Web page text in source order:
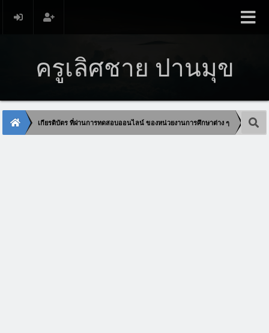
ครูเลิศชาย ปานมุข
เกียรติบัตร ที่ผ่านการทดสอบออนไลน์ ของหน่วยงานการศึกษาต่าง ๆ